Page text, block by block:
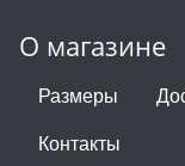
О магазине
Размеры
Контакты